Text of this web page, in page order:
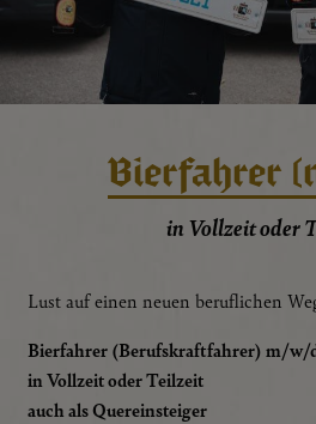
Bierfahrer
in Vollzeit oder
Lust auf einen neuen beruflichen
Bierfahrer (Berufskraftfahrer) m/w/
in Vollzeit oder Teilzeit
auch als Quereinsteiger